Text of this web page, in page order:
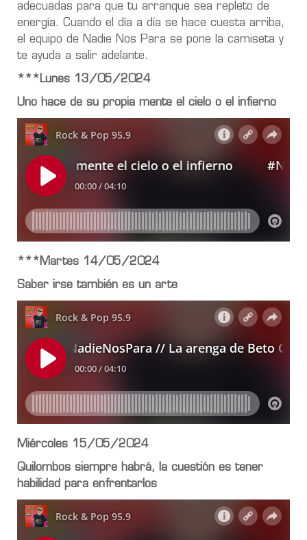
adecuadas para que tu arranque sea repleto de
energía. Cuando el día a día se hace cuesta arriba,
el equipo de Nadie Nos Para se pone la camiseta y
te ayuda a salir adelante.
***Lunes 13/05/2024
Uno hace de su propia mente el cielo o el infierno
***Martes 14/05/2024
Saber irse también es un arte
Miércoles 15/05/2024
Quilombos siempre habrá, la cuestión es tener
habilidad para enfrentarlos